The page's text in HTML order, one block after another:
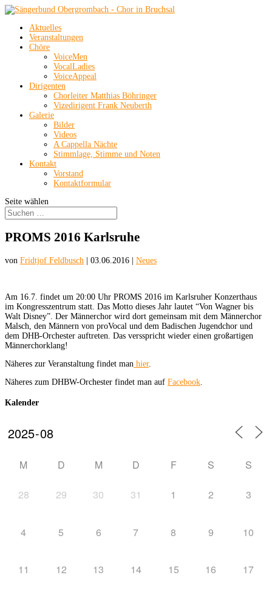
Aktuelles
Veranstaltungen
Chöre
VoiceMen
VocalLadies
VoiceAppeal
Dirigenten
Chorleiter Matthias Böhringer
Vizedirigent Frank Neuberth
Galerie
Bilder
Videos
A Cappella Nächte
Stimmlage, Stimme und Noten
Kontakt
Vorstand
Kontaktformular
Seite wählen
PROMS 2016 Karlsruhe
von Fridtjof Feldbusch 03.06.2016 Neues
Am 16.7. findet um 20:00 Uhr PROMS 2016 im Karlsruher Konzerthaus
im Kongresszentrum statt. Das Motto dieses Jahr lautet “Von Wagner bis
Walt Disney”. Der Männerchor wird dort gemeinsam mit dem Männerchor
Malsch, den Männern von proVocal und dem Badischen Jugendchor und
dem DHB-Orchester auftreten. Das versspricht wieder einen großartigen
Männerchorklang!
Näheres zur Veranstaltung findet man hier.
Näheres zum DHBW-Orchester findet man auf Facebook
Kalender
M D M D F S S
28 29 30 31 1 2 3
4 5 6 7 8 9 10
11 12 13 14 15 16 17